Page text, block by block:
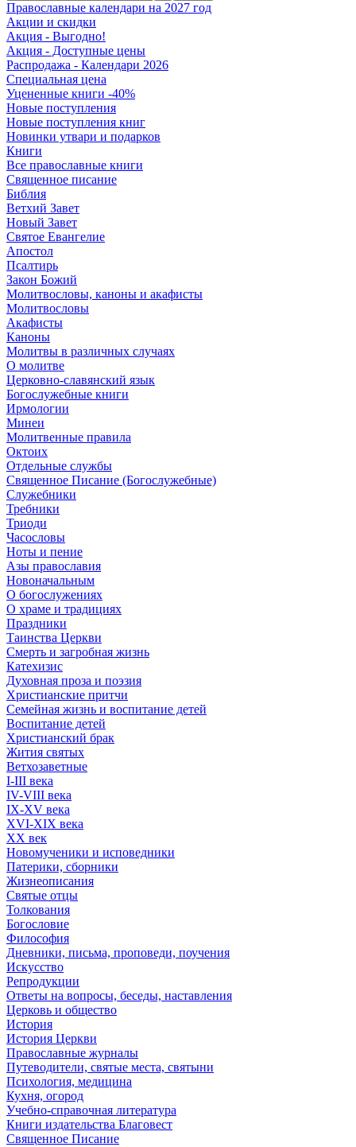
Православные календари на 2027 год
Акции и скидки
Акция - Выгодно!
Акция - Доступные цены
Распродажа - Календари 2026
Специальная цена
Уцененные книги -40%
Новые поступления
Новые поступления книг
Новинки утвари и подарков
Книги
Все православные книги
Священное писание
Библия
Ветхий Завет
Новый Завет
Святое Евангелие
Апостол
Псалтирь
Закон Божий
Молитвословы, каноны и акафисты
Молитвословы
Акафисты
Каноны
Молитвы в различных случаях
О молитве
Церковно-славянский язык
Богослужебные книги
Ирмологии
Минеи
Молитвенные правила
Октоих
Отдельные службы
Священное Писание (Богослужебные)
Служебники
Требники
Триоди
Часословы
Ноты и пение
Азы православия
Новоначальным
О богослужениях
О храме и традициях
Праздники
Таинства Церкви
Смерть и загробная жизнь
Катехизис
Духовная проза и поэзия
Христианские притчи
Семейная жизнь и воспитание детей
Воспитание детей
Христианский брак
Жития святых
Ветхозаветные
I-III века
IV-VIII века
IX-XV века
XVI-XIX века
XX век
Новомученики и исповедники
Патерики, сборники
Жизнеописания
Святые отцы
Толкования
Богословие
Философия
Дневники, письма, проповеди, поучения
Искусство
Репродукции
Ответы на вопросы, беседы, наставления
Церковь и общество
История
История Церкви
Православные журналы
Путеводители, святые места, святыни
Психология, медицина
Кухня, огород
Учебно-справочная литература
Книги издательства Благовест
Священное Писание